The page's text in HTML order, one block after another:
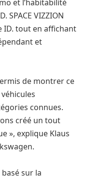
et l’habitabilité
SPACE VIZZION
ID. tout en affichant
et
de montrer ce
connues.
créé un tout
», explique Klaus
basé sur la